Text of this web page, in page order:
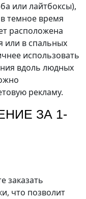
или лайтбоксы),
темное время
расположена
или в спальных
использовать
вдоль людных
рекламу.
ЗА 1-
заказать
что позволит